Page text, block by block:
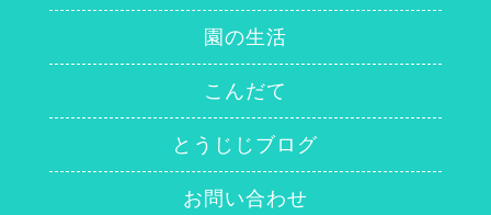
園の生活
こんだて
とうじじブログ
お問い合わせ